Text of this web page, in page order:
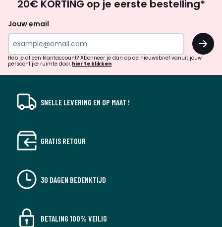
zoek
inspiratie
verrassingen?
20€ KORTING op je eerste bestelling*
Jouw email
OK
Heb je al een klantaccount? Abonneer je dan op de nieuwsbrief vanuit jouw
persoonlijke ruimte door hier te klikken
SNELLE LEVERING EN OP MAAT !
GRATIS RETOUR
30 DAGEN BEDENKTIJD
BETALING 100% VEILIG